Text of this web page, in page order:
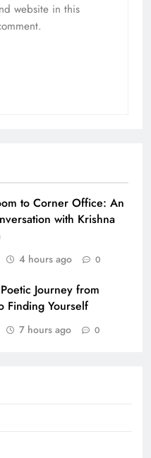
website in this
to Corner Office: An
with Krishna
4 hours ago 0
Journey from
Finding Yourself
7 hours ago 0